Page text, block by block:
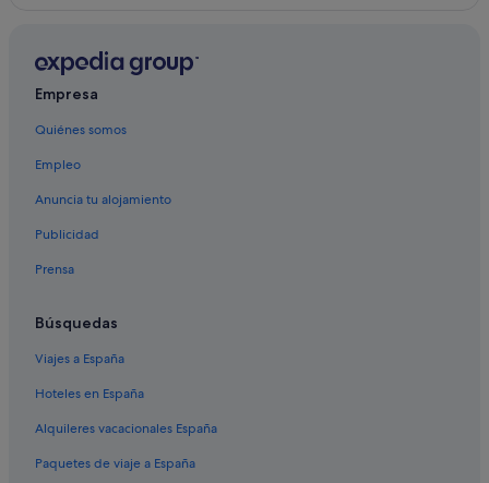
Juan XXIII hoteles
Hoteles de 4 estrellas en Nervión
Hoteles LGTBQIA en Distrito Sur
Hoteles boutique en Centro histórico
Hoteles con todo incluido en Andalucía
Rochelambert hoteles
Monte hoteles en Cerro del Águila
Hoteles de 3 estrellas en Cerro-Amate
Hoteles cerca de Estación de Sevilla-Santa Justa
Melia hoteles en Nervión
Hoteles cerca de Estación de San Bernardo
Hoteles con piscina en Sevilla
Empresa
Quiénes somos
Empleo
Anuncia tu alojamiento
Publicidad
Prensa
Búsquedas
Viajes a España
Hoteles en España
Alquileres vacacionales España
Paquetes de viaje a España